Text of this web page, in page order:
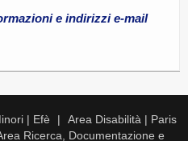
e indirizzi e-mail
| Efè
Area Disabilità | Paris
Ricerca, Documentazione e